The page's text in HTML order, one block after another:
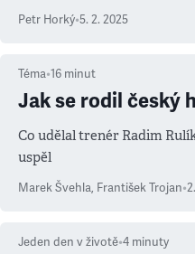
Petr Horký•5. 2. 2025
Téma•16 minut
Jak se rodil český
Co udělal trenér Radim
uspěl
Marek Švehla, František Trojan•
Jeden den v životě•4 minuty